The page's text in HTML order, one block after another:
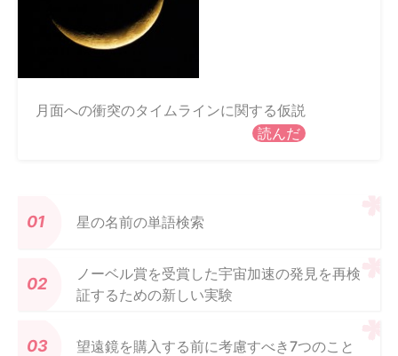
月面への衝突のタイムラインに関する仮説
読んだ
星の名前の単語検索
ノーベル賞を受賞した宇宙加速の発見を再検
証するための新しい実験
望遠鏡を購入する前に考慮すべき7つのこと